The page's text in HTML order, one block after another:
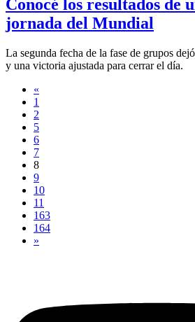
Conocé los resultados de
jornada del Mundial
La segunda fecha de la fase de grupos
y una victoria ajustada para cerrar el día.
«
1
2
5
6
7
8
9
10
11
163
164
»